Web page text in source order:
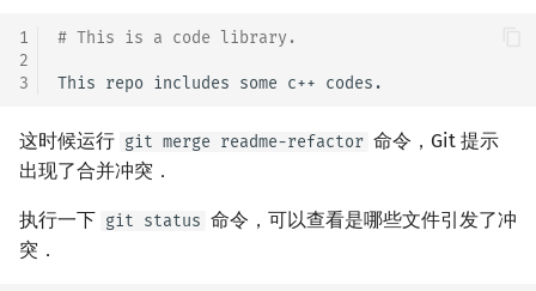
1
2
3
# This is a code library.
这时候运行 git merge readme-refactor 命令，Git 提示
出现了合并冲突．
执行一下 git status 命令，可以查看是哪些文件引发了冲
突．